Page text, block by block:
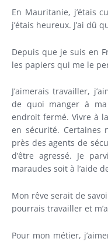
En Mauritanie, j’étais
j’étais heureux. J’ai dû
Depuis que je suis en
les papiers qui me le
J’aimerais travailler,
de quoi manger à
endroit fermé. Vivre à
en sécurité. Certaines
près des agents de
d’être agressé. Je
maraudes soit à l’aide
Mon rêve serait de
pourrais travailler et
Pour mon métier,